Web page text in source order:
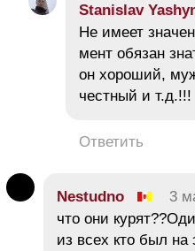
Stanislav
Не имеет
мент обязан
он хороший,
честный и т.д.!!!
Ответить
Nestudno 3
что они
из всех кто был на